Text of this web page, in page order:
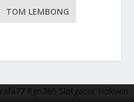
TOM LEMBONG
rafa77 Rgo365 Slotgacor Hokiwin